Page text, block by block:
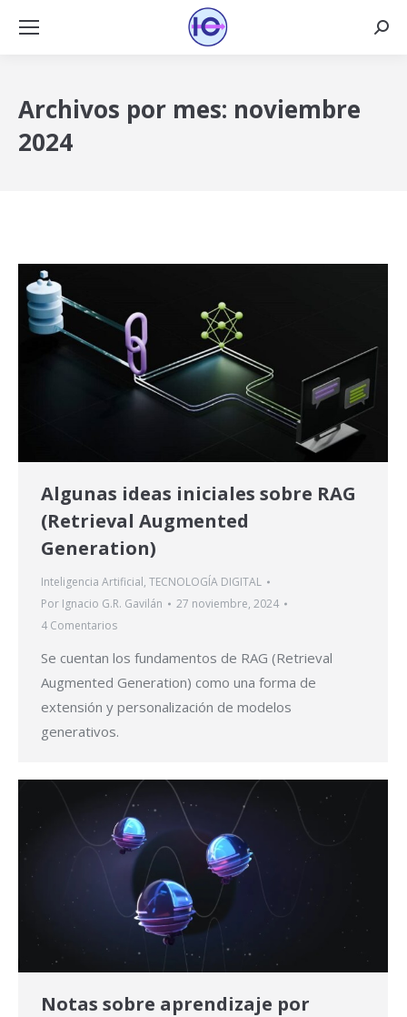
Archivos por mes: noviembre
2024
Algunas ideas iniciales sobre RAG
(Retrieval Augmented
Generation)
Inteligencia Artificial, TECNOLOGÍA DIGITAL
Por Ignacio G.R. Gavilán
27 noviembre, 2024
4 Comentarios
Se cuentan los fundamentos de RAG (Retrieval
Augmented Generation) como una forma de
extensión y personalización de modelos
generativos.
Notas sobre aprendizaje por